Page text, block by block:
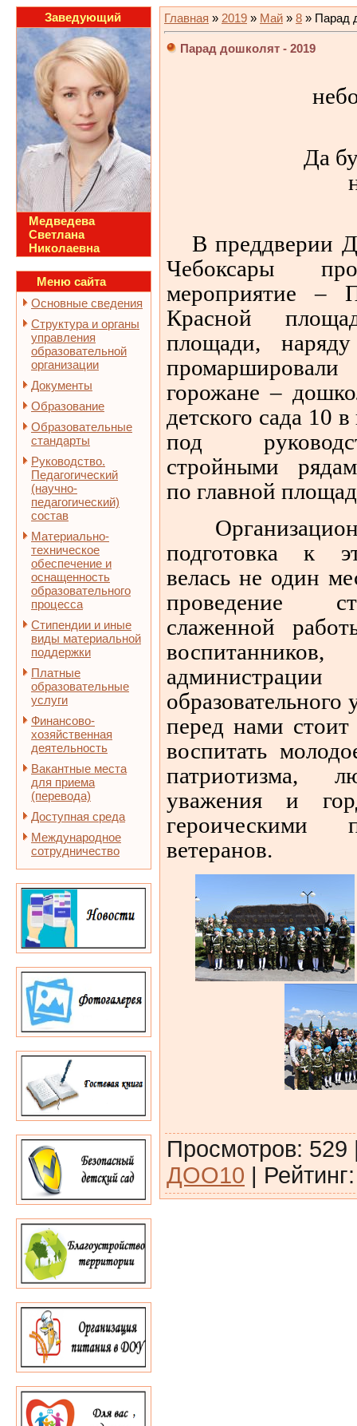
Заведующий
Медведева
Светлана
Николаевна
Меню сайта
Основные сведения
Структура и органы
управления
образовательной
организации
Документы
Образование
Образовательные
стандарты
Руководство.
Педагогический
(научно-
педагогический)
состав
Материально-
техническое
обеспечение и
оснащенность
образовательного
процесса
Стипендии и иные
виды материальной
поддержки
Платные
образовательные
услуги
Финансово-
хозяйственная
деятельность
Вакантные места
для приема
(перевода)
Доступная среда
Международное
сотрудничество
Главная » 2019 » Май » 8 » Парад
Парад дошколят - 2019
Да
В преддверии
Чебоксары
мероприятие –
Красной
площади,
горожане –
детского сада 10
под
стройными
по главной
подготовка к
велась не один
проведение
слаженной
перед нами
воспитать
патриотизма,
уважения и
героическими
ветеранов.
Просмотров: 529
ДОО10 | Рейтинг: